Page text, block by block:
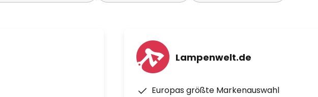
Lampenwelt.de
Europas größte Markenauswahl